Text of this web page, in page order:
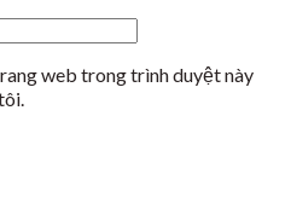
web trong trình duyệt này